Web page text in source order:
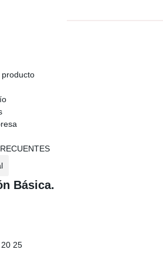
producto
Básica.
25